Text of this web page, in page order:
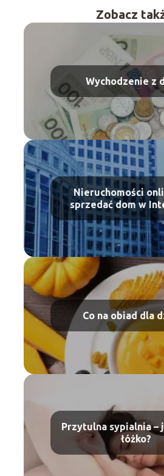
Zobacz
Wychodzenie z
Nieruchomości
sprzedać dom w
Co na obiad dla
Przytulna sypialnia –
łóżko?